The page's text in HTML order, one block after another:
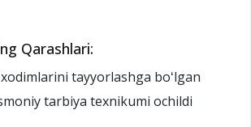
Qarashlari:
tayyorlashga boʻlgan
tarbiya texnikumi ochildi